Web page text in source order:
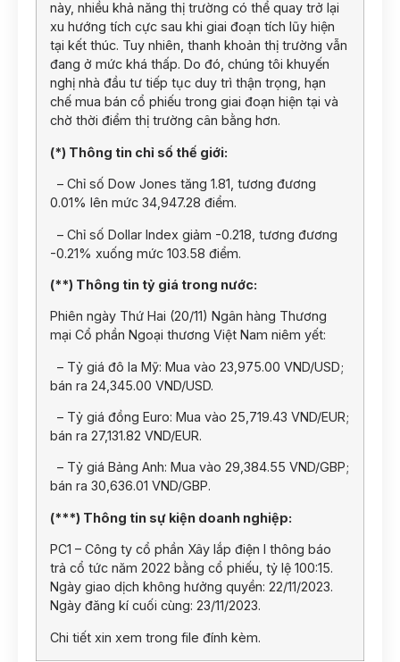
này, nhiều khả năng thị trường có thể quay trở lại
xu hướng tích cực sau khi giai đoạn tích lũy hiện
tại kết thúc. Tuy nhiên, thanh khoản thị trường vẫn
đang ở mức khá thấp. Do đó, chúng tôi khuyến
nghị nhà đầu tư tiếp tục duy trì thận trọng, hạn
chế mua bán cổ phiếu trong giai đoạn hiện tại và
chờ thời điểm thị trường cân bằng hơn.
(*) Thông tin chỉ số thế giới:
– Chỉ số Dow Jones tăng 1.81, tương đương
0.01% lên mức 34,947.28 điểm.
– Chỉ số Dollar Index giảm -0.218, tương đương
-0.21% xuống mức 103.58 điểm.
(**) Thông tin tỷ giá trong nước:
Phiên ngày Thứ Hai (20/11) Ngân hàng Thương
mại Cổ phần Ngoại thương Việt Nam niêm yết:
– Tỷ giá đô la Mỹ: Mua vào 23,975.00 VND/USD;
bán ra 24,345.00 VND/USD.
– Tỷ giá đồng Euro: Mua vào 25,719.43 VND/EUR;
bán ra 27,131.82 VND/EUR.
– Tỷ giá Bảng Anh: Mua vào 29,384.55 VND/GBP;
bán ra 30,636.01 VND/GBP.
(***) Thông tin sự kiện doanh nghiệp:
PC1 – Công ty cổ phần Xây lắp điện I thông báo
trả cổ tức năm 2022 bằng cổ phiếu, tỷ lệ 100:15.
Ngày giao dịch không hưởng quyền: 22/11/2023.
Ngày đăng kí cuối cùng: 23/11/2023.
Chi tiết xin xem trong file đính kèm.